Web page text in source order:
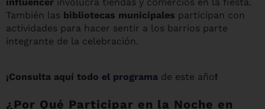
También las bibliotecas municipales participan con
actividades para hacer sentir a los barrios parte
integrante de la celebración.
¡Consulta aquí todo el programa de este año!
¿Por Qué Participar en la Noche en